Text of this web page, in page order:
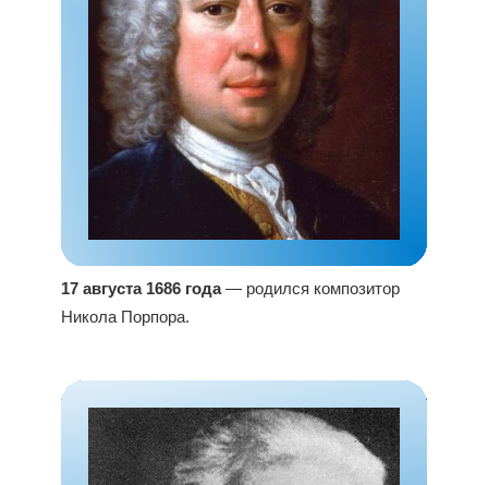
17 августа 1686 года— родился композитор
Никола Порпора.